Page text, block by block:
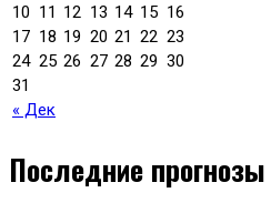
« Дек
10 11 12 13 14 15 16
17 18 19 20 21 22 23
24 25 26 27 28 29 30
31
Последние прогнозы